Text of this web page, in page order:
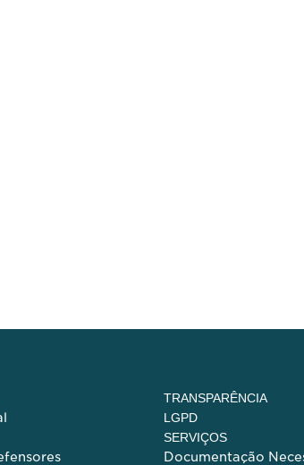
TRANSPARÊNCIA
LGPD
SERVIÇOS
Documentação